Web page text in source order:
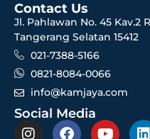
Contact Us
Jl. Pahlawan No. 45 Kav.2
Tangerang Selatan 15412
021-7388-5166
0821-8084-0066
info@kamjaya.com
Social Media